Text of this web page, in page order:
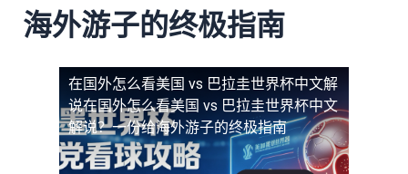
海外游子的终极指南
在国外怎么看美国 vs 巴拉圭世界杯中文解
说在国外怎么看美国 vs 巴拉圭世界杯中文
解说？一份给海外游子的终极指南